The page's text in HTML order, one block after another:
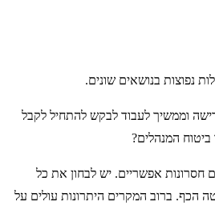
נפוצות בנושאים שונים.
וממשיך לעבוד לבקש להתחיל לקבל
המנהלים?
חסרונות אפשריים. יש לבחון את כל
הכף. ברוב המקרים היתרונות עולים על